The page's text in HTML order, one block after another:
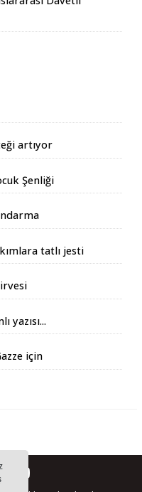
artıyor
Şenliği
tatlı jesti
yazısı...
için